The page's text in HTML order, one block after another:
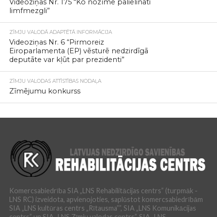
Videoziņas Nr. 175 “Ko nozīmē palielināti
limfmezgli”
ZĪMJU VALODĀ ADAPTĒTĀ INFORMĀCIJA
Videoziņas Nr. 6 “Pirmoreiz
Eiroparlamenta (EP) vēsturē nedzirdīgā
deputāte var kļūt par prezidenti”
ZĪMJU VALODAS ATTĪSTĪBAS NODAĻA
Zīmējumu konkurss
Komercsabiedrība SIA „LNS Rehabilitācijas centrs” (turpmāk -
LNS RC) izveidota, apvienojoties, saplūstot komercsabiedrībām
SIA „LNS kultūras centrs „Rītausma””, SIA „LNS Komunikācijas